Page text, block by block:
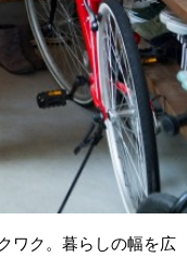
ワク。暮らしの幅を広